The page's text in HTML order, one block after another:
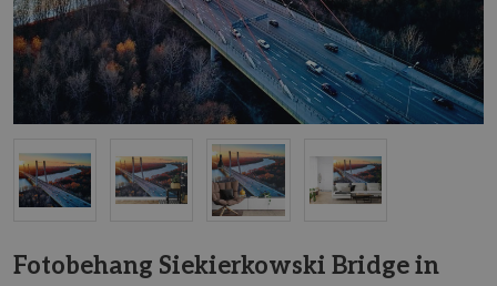
Fotobehang Siekierkowski Bridge in